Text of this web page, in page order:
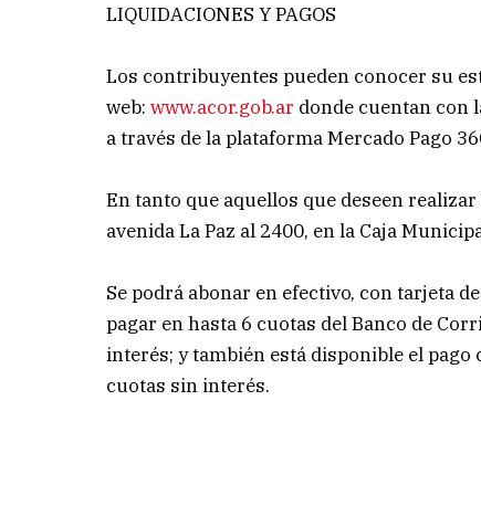
LIQUIDACIONES Y PAGOS
Los contribuyentes pueden conocer su
web:www.acor.gob.ar donde cuentan con
a través de la plataforma Mercado Pago
En tanto que aquellos que deseen
avenida La Paz al 2400, en la Caja
Se podrá abonar en efectivo, con tarjeta
pagar en hasta 6 cuotas del Banco de
interés; y también está disponible el
cuotas sin interés.